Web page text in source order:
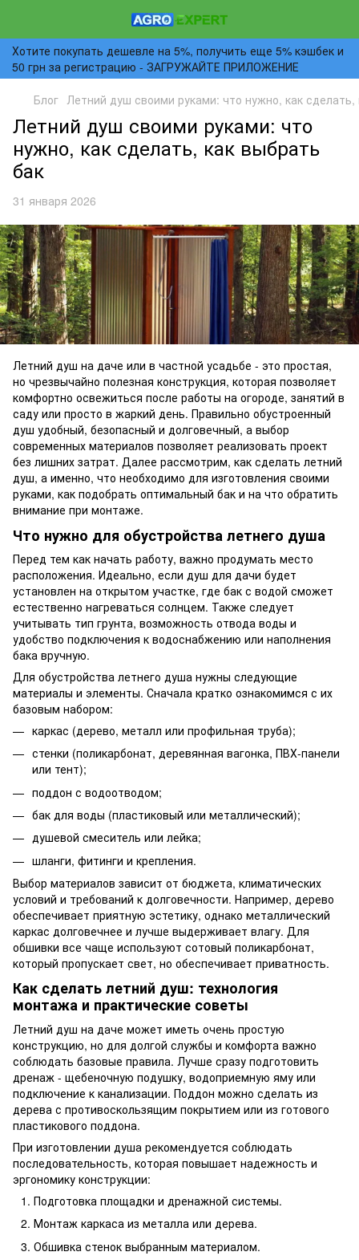
Хотите покупать дешевле на 5%, получить еще 5% кэшбек и
50 грн за регистрацию - ЗАГРУЖАЙТЕ ПРИЛОЖЕНИЕ
Блог Летний душ своими руками: что нужно, как сделать,
Летний душ своими руками: что
нужно, как сделать, как выбрать
бак
31 января 2026
Летний душ на даче или в частной усадьбе - это простая,
но чрезвычайно полезная конструкция, которая позволяет
комфортно освежиться после работы на огороде, занятий в
саду или просто в жаркий день. Правильно обустроенный
душ удобный, безопасный и долговечный, а выбор
современных материалов позволяет реализовать проект
без лишних затрат. Далее рассмотрим, как сделать летний
душ, а именно, что необходимо для изготовления своими
руками, как подобрать оптимальный бак и на что обратить
внимание при монтаже.
Что нужно для обустройства летнего душа
Перед тем как начать работу, важно продумать место
расположения. Идеально, если душ для дачи будет
установлен на открытом участке, где бак с водой сможет
естественно нагреваться солнцем. Также следует
учитывать тип грунта, возможность отвода воды и
удобство подключения к водоснабжению или наполнения
бака вручную.
Для обустройства летнего душа нужны следующие
материалы и элементы. Сначала кратко ознакомимся с их
базовым набором:
каркас (дерево, металл или профильная труба);
стенки (поликарбонат, деревянная вагонка, ПВХ-панели
или тент);
поддон с водоотводом;
бак для воды (пластиковый или металлический);
душевой смеситель или лейка;
шланги, фитинги и крепления.
Выбор материалов зависит от бюджета, климатических
условий и требований к долговечности. Например, дерево
обеспечивает приятную эстетику, однако металлический
каркас долговечнее и лучше выдерживает влагу. Для
обшивки все чаще используют сотовый поликарбонат,
который пропускает свет, но обеспечивает приватность.
Как сделать летний душ: технология
монтажа и практические советы
Летний душ на даче может иметь очень простую
конструкцию, но для долгой службы и комфорта важно
соблюдать базовые правила. Лучше сразу подготовить
дренаж - щебеночную подушку, водоприемную яму или
подключение к канализации. Поддон можно сделать из
дерева с противоскользящим покрытием или из готового
пластикового поддона.
При изготовлении душа рекомендуется соблюдать
последовательность, которая повышает надежность и
эргономику конструкции:
Подготовка площадки и дренажной системы.
Монтаж каркаса из металла или дерева.
Обшивка стенок выбранным материалом.